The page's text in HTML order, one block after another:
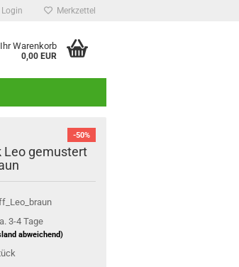
Login Merkzettel
Ihr Warenkorb
0,00 EUR
-50%
Leo gemustert
3-4 Tage
abweichend)